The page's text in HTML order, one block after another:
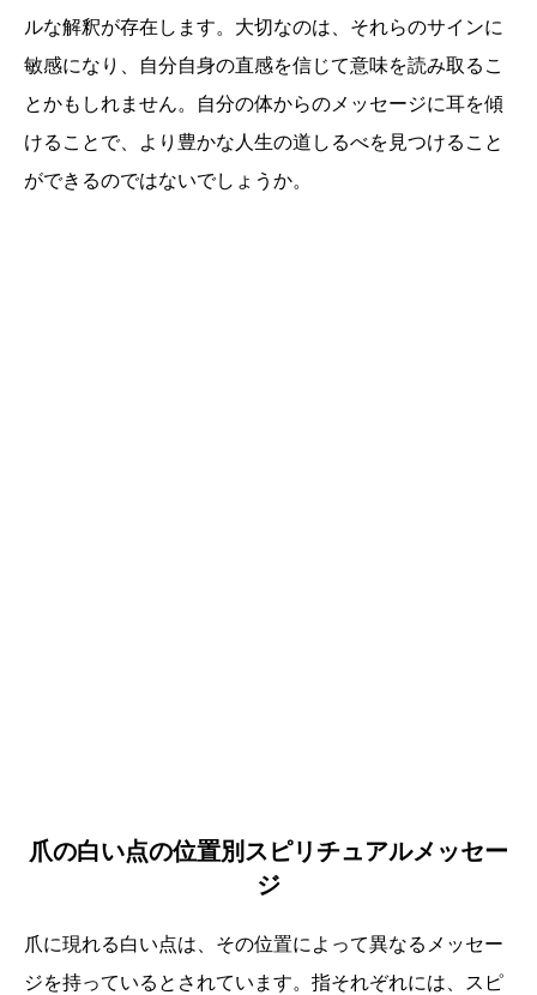
ルな解釈が存在します。大切なのは、それらのサインに
敏感になり、自分自身の直感を信じて意味を読み取るこ
とかもしれません。自分の体からのメッセージに耳を傾
けることで、より豊かな人生の道しるべを見つけること
ができるのではないでしょうか。
爪の白い点の位置別スピリチュアルメッセー
ジ
爪に現れる白い点は、その位置によって異なるメッセー
ジを持っているとされています。指それぞれには、スピ